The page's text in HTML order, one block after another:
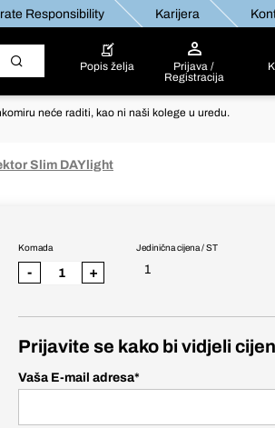
Responsibility Karijera
Popis želja
Prijava /
Registracija
neće raditi, kao ni naši kolege u uredu.
Slim DAYlight
Jedinična cijena / ST
1
Komada
- +
Prijavite se kako bi vidjeli
Vaša E-mail adresa*